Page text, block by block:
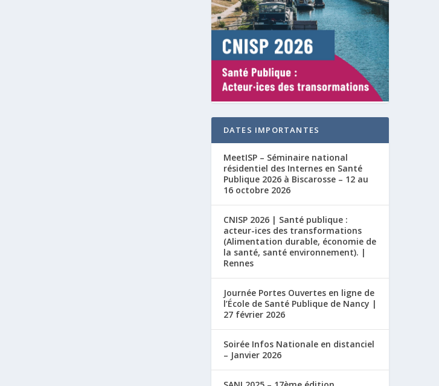
DATES IMPORTANTES
MeetISP – Séminaire national
résidentiel des Internes en Santé
Publique 2026 à Biscarosse – 12 au
16 octobre 2026
CNISP 2026 | Santé publique :
acteur-ices des transformations
(Alimentation durable, économie de
la santé, santé environnement). |
Rennes
Journée Portes Ouvertes en ligne de
l’École de Santé Publique de Nancy |
27 février 2026
Soirée Infos Nationale en distanciel
– Janvier 2026